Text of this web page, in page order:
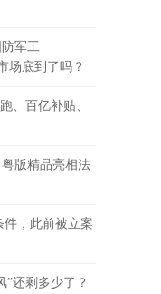
军工
场底到了吗？
、百亿补贴、
版精品亮相法
件，此前被立案
”还剩多少了？